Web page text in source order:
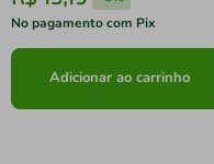
No pagamento com Pix
Adicionar ao carrinho